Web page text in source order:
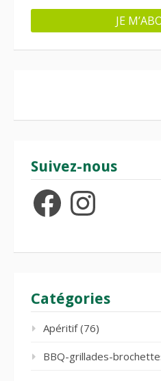
Suivez-nous
FacebookInstagram
Catégories
Apéritif(76)
BBQ-grillades-